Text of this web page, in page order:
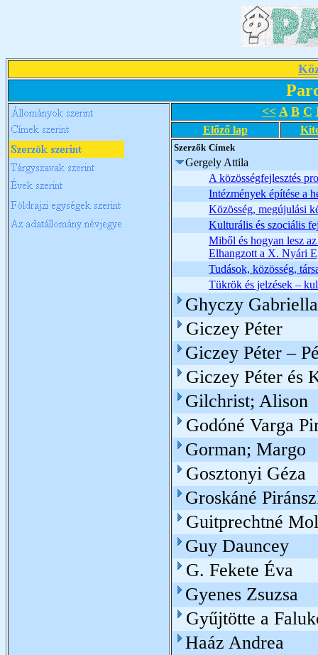
<< A B C
Előző lap
Szerzők Címek
Gergely Attila
A közösségfejlesztés
Intézmények építése a
Közösség, megújulási
Kulturális és szociális
Miből és hogyan lesz
Elhangzott a X. Nyári
Tudások, közösség,
Tükrök és jelzések –
Ghyczy Gabriella
Giczey Péter
Giczey Péter –
Giczey Péter és
Gilchrist; Alison
Godóné Varga
Gorman; Margo
Gosztonyi Géza
Groskáné
Guitprechtné
Guy Dauncey
G. Fekete Éva
Gyenes Zsuzsa
Gyűjtötte a
Haáz Andrea